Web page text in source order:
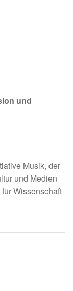
und
Musik, der
und Medien
Wissenschaft